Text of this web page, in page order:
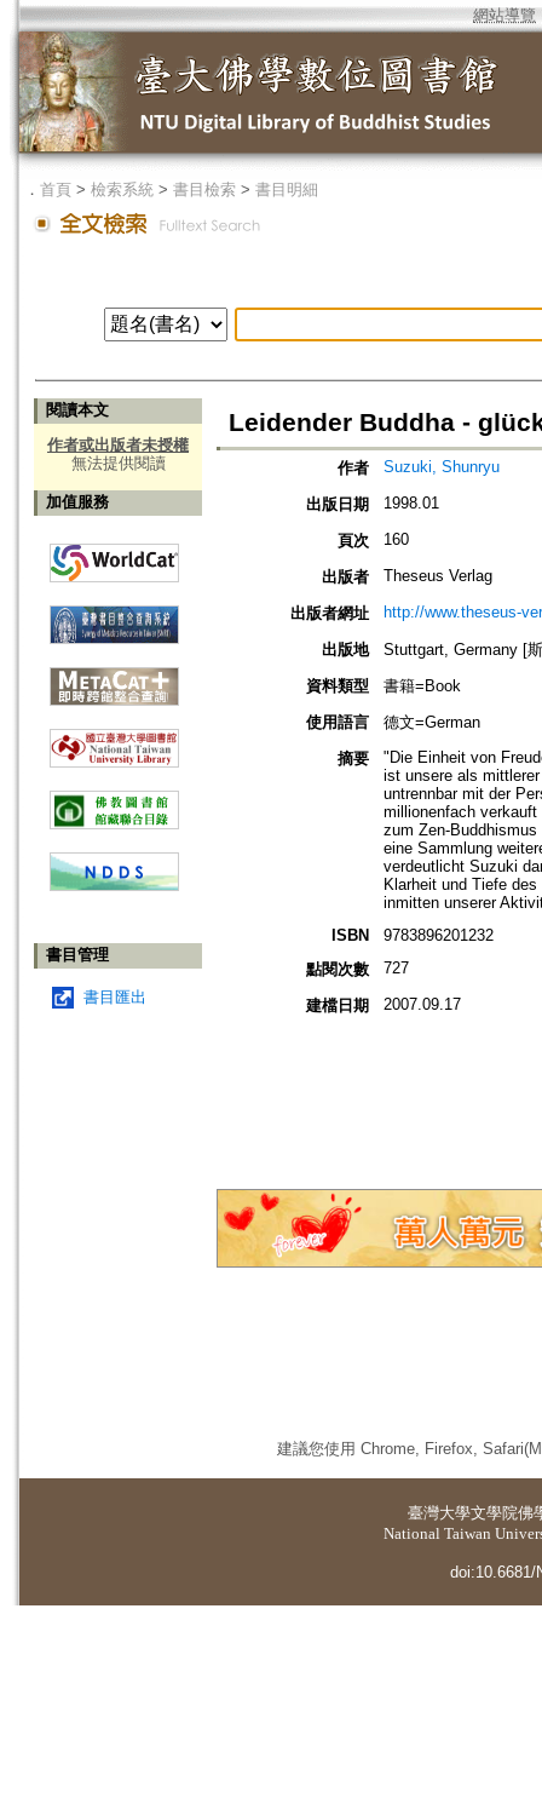
網站導覽
． 首頁 > 檢索系統 > 書目檢索 > 書目明細
閱讀本文
作者或出版者未授權
無法提供閱讀
加值服務
書目管理
書目匯出
Leidender Buddha -
作者 Suzuki, Shunryu
出版日期 1998.01
頁次 160
出版者 Theseus Verlag
出版者網址 http://www.theseus-
出版地
Stuttgart, Germany [
資料類型
書籍=Book
使用語言
德文=German
摘要
"Die Einheit von
ist unsere als
untrennbar mit der
millionenfach
zum Zen-
eine Sammlung
verdeutlicht Suzuki
Klarheit und Tiefe
inmitten unserer
ISBN
9783896201232
點閱次數
727
建檔日期 2007.09.17
建議您使用 Chrome, Firefox,
臺灣大學文學院佛
National Taiwan
doi:10.6681/